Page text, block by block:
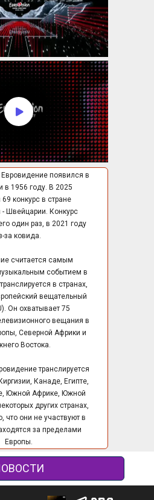
появился в
в 1956 году. В 2025
69 конкурс в стране
Швейцарии. Конкурс
один раз, в 2021 году
за ковида.
считается самым
событием в
в странах,
вещательный
Он охватывает 75
вещания в
Северной Африки и
Востока.
транслируется
Канаде, Египте,
Южной Африке, Южной
других странах,
что они не участвуют в
за пределами
Европы.